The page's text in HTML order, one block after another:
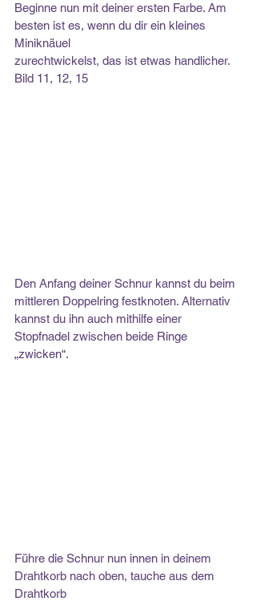
Beginne nun mit deiner ersten Farbe. Am
besten ist es, wenn du dir ein kleines
Miniknäuel
zurechtwickelst, das ist etwas handlicher.
Bild 11, 12, 15
Den Anfang deiner Schnur kannst du beim
mittleren Doppelring festknoten. Alternativ
kannst du ihn auch mithilfe einer
Stopfnadel zwischen beide Ringe
„zwicken“.
Führe die Schnur nun innen in deinem
Drahtkorb nach oben, tauche aus dem
Drahtkorb